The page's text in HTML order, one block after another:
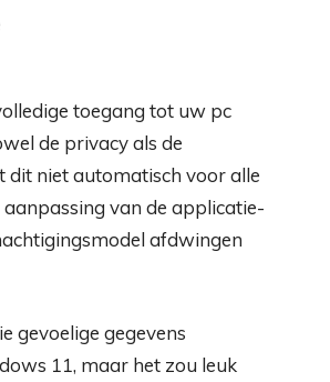
toegang tot uw pc
de privacy als de
dit niet automatisch voor alle
van de applicatie-
afdwingen
gevoelige gegevens
11, maar het zou leuk